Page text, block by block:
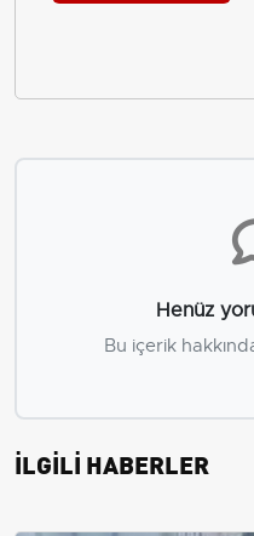
Henüz
Bu içerik
İLGİLİ HABERLER